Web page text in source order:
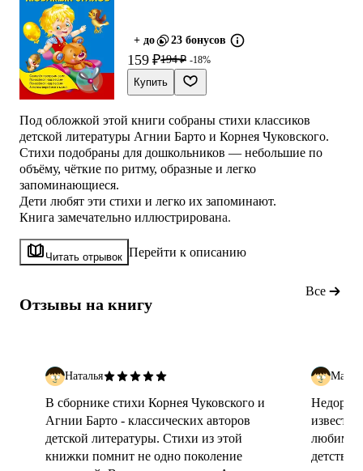
+ до 23 бонусов
159 ₽194 ₽ -18%
Купить
Под обложкой этой книги собраны стихи классиков
детской литературы Агнии Барто и Корнея Чуковского.
Стихи подобраны для дошкольников — небольшие по
объёму, чёткие по ритму, образные и легко
запоминающиеся.
Дети любят эти стихи и легко их запоминают.
Книга замечательно иллюстрирована.
Читать отрывок Перейти к описанию
Отзывы на книгу
Все
Наталья
В сборнике стихи Корнея Чуковского и
Агнии Барто - классических авторов
детской литературы. Стихи из этой
книжки помнит не одно поколение